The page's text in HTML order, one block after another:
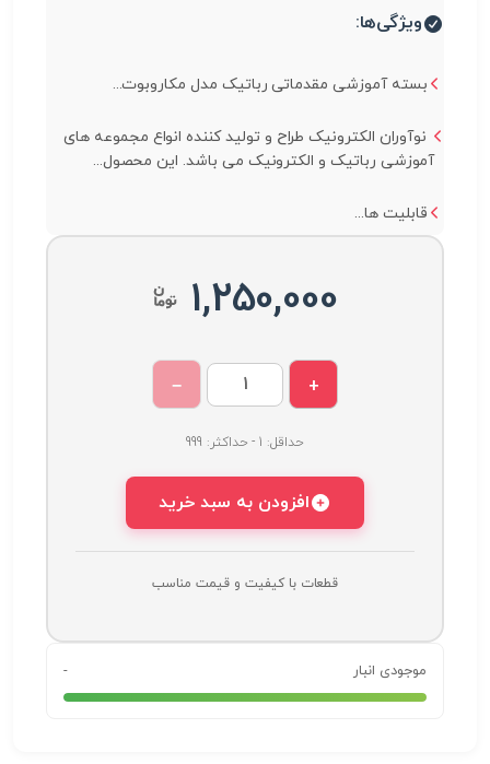
ویژگی‌ها:
بسته آموزشی مقدماتی رباتیک مدل مکاروبوت...
نوآوران الکترونیک طراح و تولید کننده انواع مجموعه های
آموزشی رباتیک و الکترونیک می باشد. این محصول...
قابلیت ها...
1,250,000
+
−
حداقل: 1 - حداکثر: 999
افزودن به سبد خرید
قطعات با کیفیت و قیمت مناسب
موجودی انبار -